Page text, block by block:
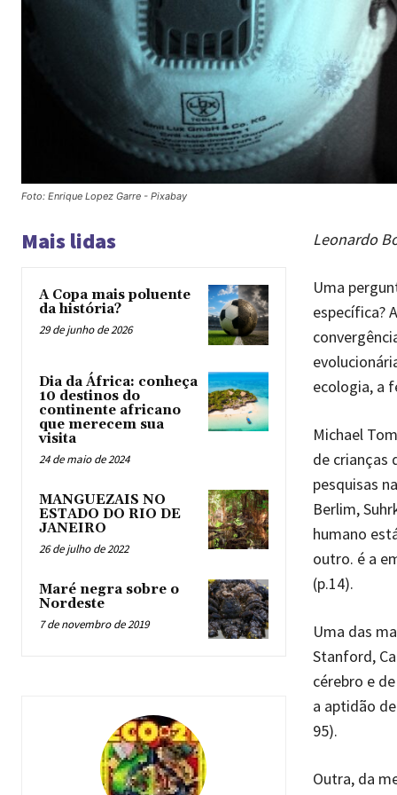
Foto: Enrique Lopez Garre - Pixabay
Mais lidas
A Copa mais poluente
da história?
29 de junho de 2026
Dia da África: conheça
10 destinos do
continente africano
que merecem sua
visita
24 de maio de 2024
MANGUEZAIS NO
ESTADO DO RIO DE
JANEIRO
26 de julho de 2022
Maré negra sobre o
Nordeste
7 de novembro de 2019
Leonardo
Uma
específica?
ecologia, a
Michael
de crianças
pesquisas
Berlim,
humano
outro. é a
(p.14).
Uma das
Stanford,
cérebro e
a aptidão
95).
Outra, da